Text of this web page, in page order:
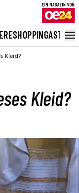
SHOPPINGASTRO
Kleid?
Kleid?